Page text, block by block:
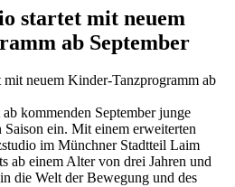
startet mit neuem
ab September
kommenden September junge
ein. Mit einem erweiterten
im Münchner Stadtteil Laim
ab einem Alter von drei Jahren und
die Welt der Bewegung und des